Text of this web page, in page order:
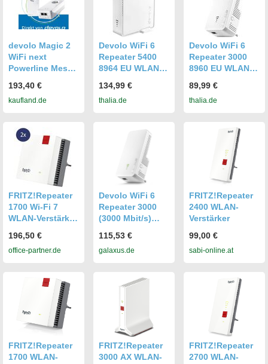
devolo Magic 2
WiFi next
Powerline Mesh
2x Adapter
193,40 €
kaufland.de
Devolo WiFi 6
Repeater 5400
8964 EU WLAN
Mesh-fähig
134,99 €
thalia.de
Devolo WiFi 6
Repeater 3000
8960 EU WLAN
Mesh-fähig
89,99 €
thalia.de
FRITZ!Repeater
1700 Wi-Fi 7
WLAN-Verstärker
196,50 €
office-partner.de
Devolo WiFi 6
Repeater 3000
(3000 Mbit/s)
115,53 €
galaxus.de
FRITZ!Repeater
2400 WLAN-
Verstärker
99,00 €
sabi-online.at
FRITZ!Repeater
1700 WLAN-
FRITZ!Repeater
3000 AX WLAN-
FRITZ!Repeater
2700 WLAN-